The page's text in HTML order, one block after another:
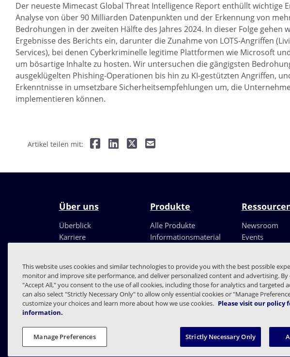
Der neueste Mimecast Global Threat Intelligence Report enthüllt wichtige
Analyse von über 90 Milliarden Datenpunkten und der Erkennung von
Bedrohungen in der zweiten Hälfte des Jahres 2024. In dieser Folge gehen
Ergebnisse des Berichts ein, darunter die Zunahme von LOTS-Angriffen
Services), bei denen Cyberkriminelle legitime Plattformen wie Microsoft
um bösartige Inhalte zu hosten. Wir untersuchen die gängigsten
ausgeklügelten Phishing-Operationen bis hin zu KI-gestützten Angriffen,
Erkenntnisse in umsetzbare Sicherheitsempfehlungen um, die
implementieren können.
Artikel teilen mit:
Über uns
Überblick
Karriere
Produkte
Alle Produkte
Informationsmaterial
Newsroom
Events
Blog
©
This website uses cookies and similar technologies to provide you with the best possible
monitor and improve site performance, and deliver personalized content and advertising. By
"Accept All," you consent to the use of all cookies, including those for analytics and targeted
can also select "Strictly Necessary Only" to allow only essential cookies or "Manage
customize your choices and learn more about how we use cookies. Please visit our policy
information.
Manage Preferences Strictly Necessary Only